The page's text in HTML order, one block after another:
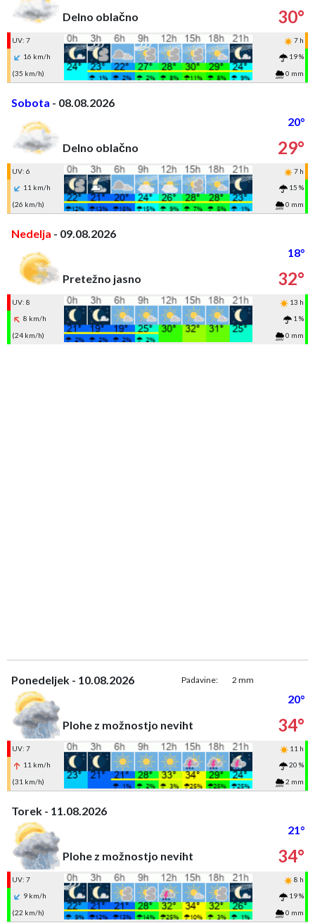
Delno oblačno 30°
UV: 7
7 h
16 km/h
19 %
(35 km/h)
0 mm
Sobota - 08.08.2026
20°
Delno oblačno
29°
UV: 6
7 h
11 km/h
15 %
(26 km/h)
0 mm
Nedelja - 09.08.2026
18°
Pretežno jasno
32°
UV: 8
13 h
8 km/h
1 %
(24 km/h)
0 mm
Ponedeljek - 10.08.2026 Padavine: 2 mm
20°
Plohe z možnostjo neviht
34°
UV: 7
11 h
11 km/h
20 %
(31 km/h)
2 mm
Torek - 11.08.2026
21°
Plohe z možnostjo neviht
34°
UV: 7
8 h
9 km/h
19 %
(22 km/h)
0 mm